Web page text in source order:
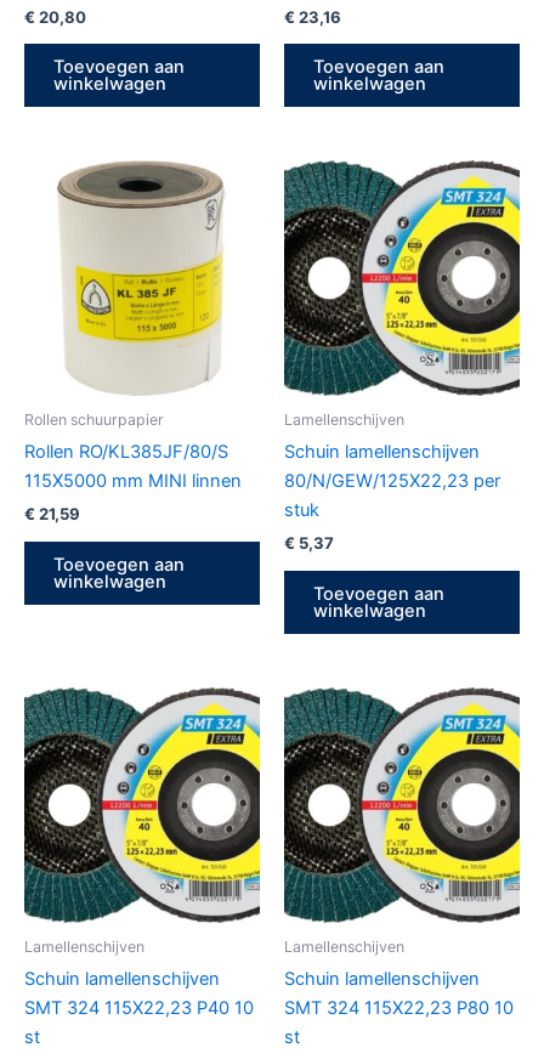
€ 20,80
Toevoegen aan
winkelwagen
€ 23,16
Toevoegen aan
winkelwagen
Rollen schuurpapier
Rollen RO/KL385JF/80/S
115X5000 mm MINI linnen
€ 21,59
Toevoegen aan
winkelwagen
Lamellenschijven
Schuin lamellenschijven
80/N/GEW/125X22,23 per
stuk
€ 5,37
Toevoegen aan
winkelwagen
Lamellenschijven
Schuin lamellenschijven
SMT 324 115X22,23 P40 10
st
Lamellenschijven
Schuin lamellenschijven
SMT 324 115X22,23 P80 10
st